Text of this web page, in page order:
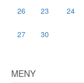
26 23 24
27 30
MENY